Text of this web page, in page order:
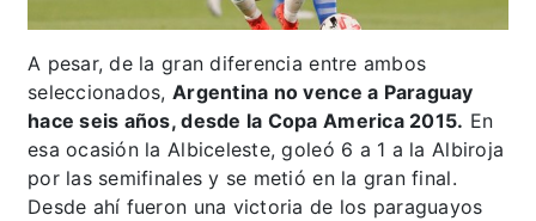
A pesar, de la gran diferencia entre ambos
seleccionados, Argentina no vence a Paraguay
hace seis años, desde la Copa America 2015. En
esa ocasión la Albiceleste, goleó 6 a 1 a la Albiroja
por las semifinales y se metió en la gran final.
Desde ahí fueron una victoria de los paraguayos